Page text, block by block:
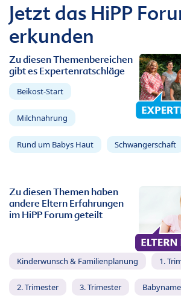
Jetzt das HiPP
erkunden
Zu diesen Themenbereichen
gibt es Expertenratschläge
Beikost-Start
Milchnahrung
Rund um Babys Haut Schwangerschaft
Zu diesen Themen haben
andere Eltern Erfahrungen
im HiPP Forum geteilt
Kinderwunsch & Familienplanung 1.
2. Trimester 3. Trimester